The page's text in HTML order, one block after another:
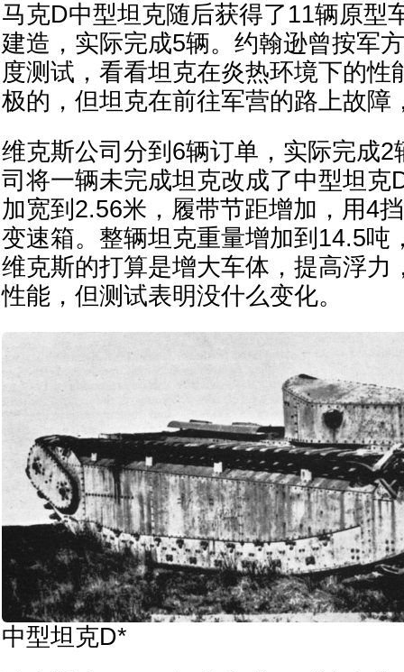
马克D中型坦克随后获得了11辆原型
建造，实际完成5辆。约翰逊曾按军
度测试，看看坦克在炎热环境下的性
极的，但坦克在前往军营的路上故障
维克斯公司分到6辆订单，实际完成2
司将一辆未完成坦克改成了中型坦克
加宽到2.56米，履带节距增加，用4
变速箱。整辆坦克重量增加到14.5吨
维克斯的打算是增大车体，提高浮力
性能，但测试表明没什么变化。
中型坦克D*